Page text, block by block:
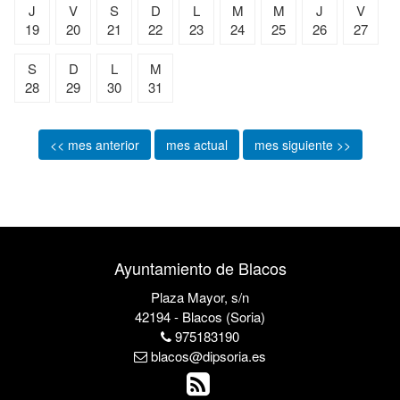
J
19
V
20
S
21
D
22
L
23
M
24
M
25
J
26
V
27
S
28
D
29
L
30
M
31
<< mes anterior mes actual mes siguiente >>
Ayuntamiento de Blacos
Plaza Mayor, s/n
42194 - Blacos (Soria)
975183190
blacos@dipsoria.es